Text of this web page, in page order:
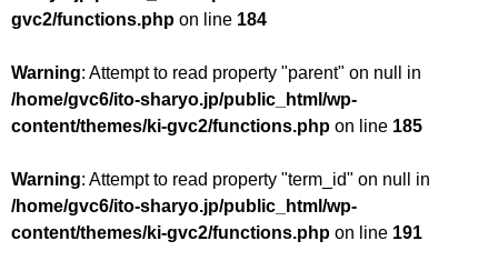
gvc2/functions.php on line 184
Warning: Attempt to read property "parent" on null in
/home/gvc6/ito-sharyo.jp/public_html/wp-
content/themes/ki-gvc2/functions.php on line 185
Warning: Attempt to read property "term_id" on null in
/home/gvc6/ito-sharyo.jp/public_html/wp-
content/themes/ki-gvc2/functions.php on line 191